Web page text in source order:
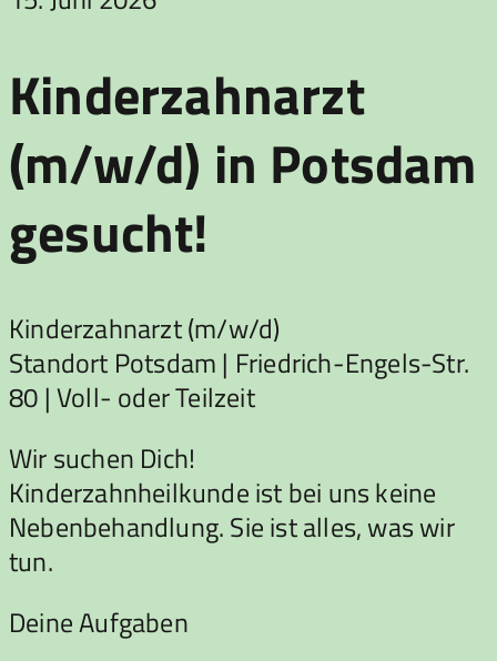
Zahn
Kinderzahnarzt
(m/w/d) in Potsdam
gesucht!
Kinderzahnarzt (m/w/d)
Standort Potsdam | Friedrich-Engels-Str.
80 | Voll- oder Teilzeit
Wir suchen Dich!
Kinderzahnheilkunde ist bei uns keine
Nebenbehandlung. Sie ist alles, was wir
tun.
Deine Aufgaben